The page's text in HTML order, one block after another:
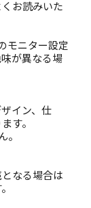
お読みいた
モニター設定
が異なる場
イン、仕
す。
。
なる場合は